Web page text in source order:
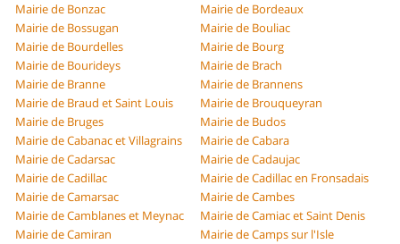
Mairie de Bonzac
Mairie de Bordeaux
Mairie de Bossugan
Mairie de Bouliac
Mairie de Bourdelles
Mairie de Bourg
Mairie de Bourideys
Mairie de Brach
Mairie de Branne
Mairie de Brannens
Mairie de Braud et Saint Louis
Mairie de Brouqueyran
Mairie de Bruges
Mairie de Budos
Mairie de Cabanac et Villagrains
Mairie de Cabara
Mairie de Cadarsac
Mairie de Cadaujac
Mairie de Cadillac
Mairie de Cadillac en Fronsadais
Mairie de Camarsac
Mairie de Cambes
Mairie de Camblanes et Meynac
Mairie de Camiac et Saint Denis
Mairie de Camiran
Mairie de Camps sur l'Isle